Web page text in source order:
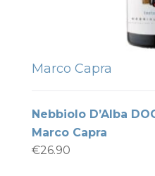
Marco Capra
Nebbiolo D’Alba
Marco Capra
€26.90